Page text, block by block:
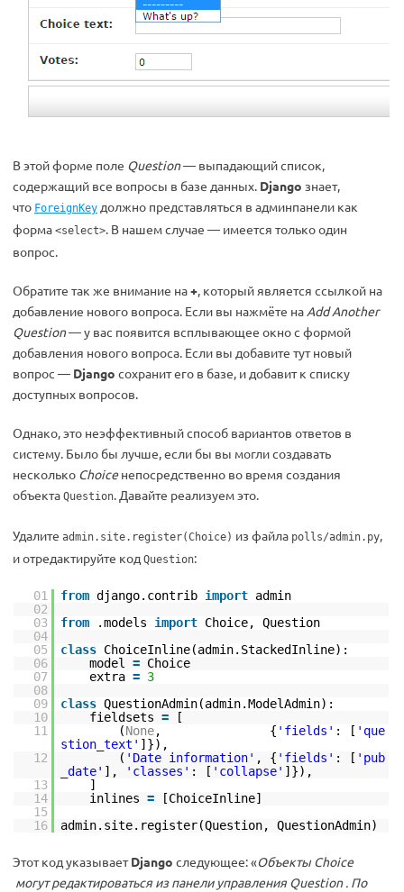
В этой форме поле Question— выпадающий список,
содержащий все вопросы в базе данных. Django знает,
что ForeignKey должно представляться в админпанели как
форма <select>. В нашем случае — имеется только один
вопрос.
Обратите так же внимание на+, который является ссылкой на
добавление нового вопроса. Если вы нажмёте на Add Another
Question— у вас появится всплывающее окно с формой
добавления нового вопроса. Если вы добавите тут новый
вопрос — Django сохранит его в базе, и добавит к списку
доступных вопросов.
Однако, это неэффективный способ вариантов ответов в
систему. Было бы лучше, если бы вы могли создавать
несколько Choiceнепосредственно во время создания
объекта Question. Давайте реализуем это.
Удалите admin.site.register(Choice) из файла polls/admin.py,
и отредактируйте код Question:
01 from django.contrib import admin
02
03
from .models import Choice, Question
04
05
class ChoiceInline(admin.StackedInline):
06
model = Choice
07
extra = 3
08
09
class QuestionAdmin(admin.ModelAdmin):
10
fieldsets =
[
11
(None, { 'fields' : [ 'que
stion_text' ]}),
12
( 'Date information' , { 'fields' : [ 'pub
_date' ], 'classes' : [ 'collapse' ]}),
13
]
14
inlines =
[ChoiceInline]
15
16
admin.site.register(Question, QuestionAdmin)
Этот код указываетDjango следующее: «Объекты Choice
могут редактироваться из панели управления Question . По